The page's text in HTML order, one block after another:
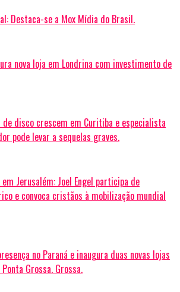
Destaca-se a Mox Mídia do Brasil.
nova loja em Londrina com investimento de
de disco crescem em Curitiba e especialista
pode levar a sequelas graves.
em Jerusalém: Joel Engel participa de
e convoca cristãos à mobilização mundial
no Paraná e inaugura duas novas lojas
Grossa. Grossa.